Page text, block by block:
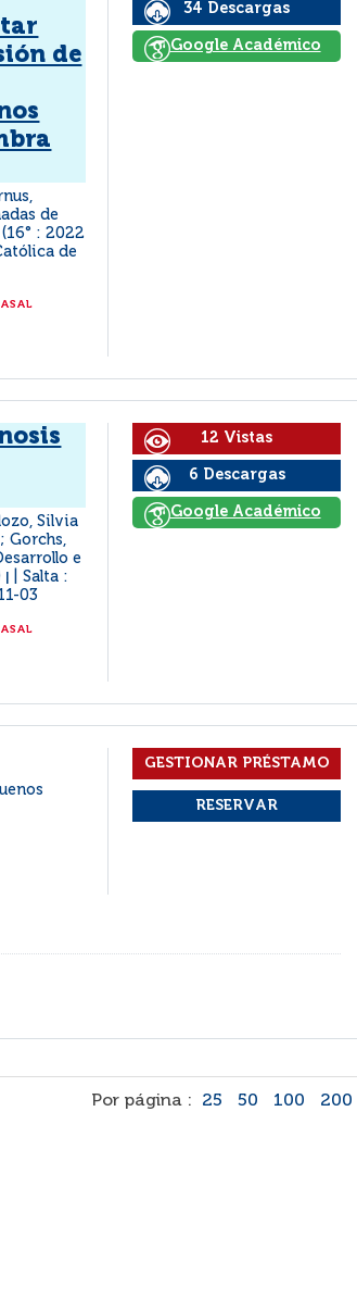
de
de
: 2022
de
34 Descargas
Google Académico
Silvia
Gorchs,
e
Salta :
03
12 Vistas
6 Descargas
Google Académico
Por página : 25 50 100 200